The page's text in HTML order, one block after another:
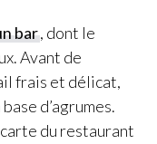
bar, dont le
Avant de
frais et délicat,
d’agrumes.
du restaurant